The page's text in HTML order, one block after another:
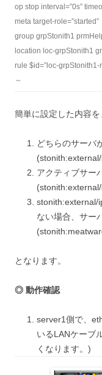
op stop interval=”0s”
meta target-role=”started”
group grpStonith1
location loc-grpStonith1
rule $id=”loc-grpStonith1-
～
簡単に設定した内容を
どちらのサーバ
アクティブサー
stonith:external/
ない場合、サー
となります。
◎ 動作確認
server1側で、
いるLANケーブ
くなります。)